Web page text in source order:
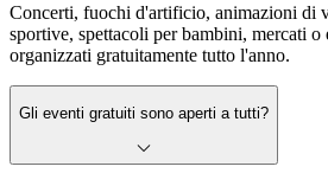
Concerti, fuochi d'artificio, animazioni di
sportive, spettacoli per bambini, mercati o
organizzati gratuitamente tutto l'anno.
Gli eventi gratuiti sono aperti a tutti?